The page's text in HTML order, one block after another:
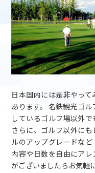
2025.11.27 ゴルフツア
ゴルフツアー2組（6
★12月は「高知ゴルフ
2025.10.30 ゴルフツア
★11月は「沖縄：セレ
はこちら
2025.10.9 ゴルフツアー
【M-GOLFカップin
ア・初心者、もちろん
詳細はこちら
日本国内には是非やっ
あります。 名鉄観光ゴ
しているゴルフ場以外で
さらに、ゴルフ以外に
ルのアップグレードなど
内容や日数を自由にア
がございましたらお気軽